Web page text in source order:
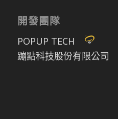
開發團隊
POPUP TECH
蹦點科技股份有限公司